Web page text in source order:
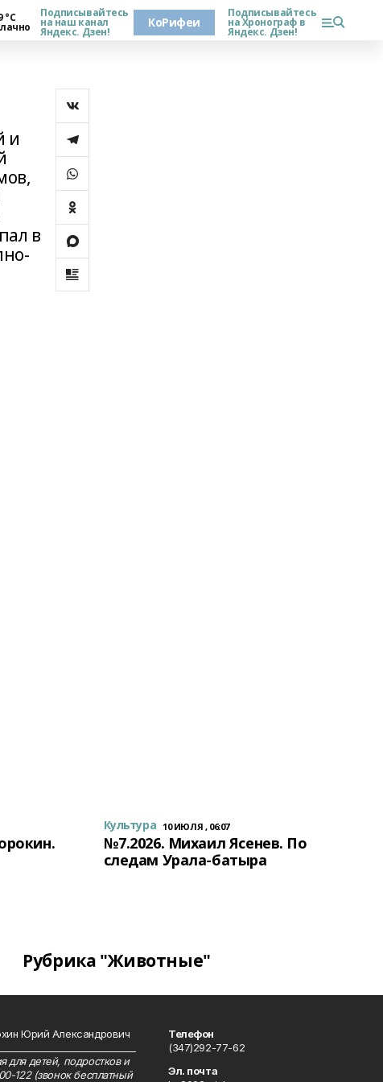
°С Подписывайтесь
на наш канал
Яндекс. Дзен!
КоРифеи
Подписывайтесь
на Хронограф в
Яндекс. Дзен!
и
в
Культура 10 ИЮЛЯ , 06:07
№7.2026. Михаил Ясенев. По
следам Урала-батыра
Рубрика "Животные"
Юрий Александрович
для детей, подростков и
122 (звонок бесплатный
Телефон
(347)292-77-62
Эл. почта